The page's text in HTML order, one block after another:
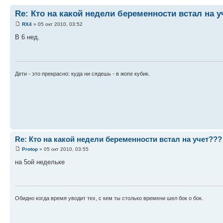
Re: Кто на какой недели беременности встал на
RX4 » 05 окт 2010, 03:52
В 6 нед.
Дети - это прекрасно: куда ни сядешь - в жопе кубик.
Re: Кто на какой недели беременности встал на учет???
Protop » 05 окт 2010, 03:55
на 5ой недельке
Обидно когда время уводит тех, с кем ты столько времени шел бок о бок.